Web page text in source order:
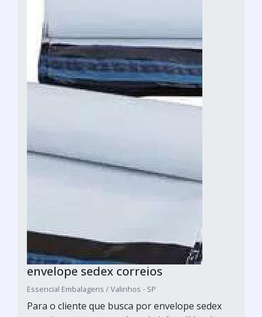
envelope sedex correios
Essencial Embalagens / Valinhos - SP
Para o cliente que busca por envelope sedex